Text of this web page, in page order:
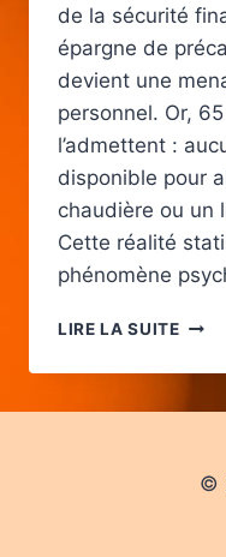
de la sécurité
épargne de
devient une
personnel. Or,
l’admettent :
disponible pour
chaudière ou un
Cette réalité
phénomène
LIRE LA SUITE
©